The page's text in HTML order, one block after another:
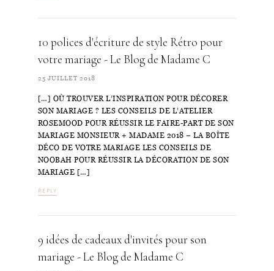
10 polices d'écriture de style Rétro pour
votre mariage - Le Blog de Madame C
25 JUILLET 2018
[…] OÙ TROUVER L’INSPIRATION POUR DÉCORER
SON MARIAGE ? LES CONSEILS DE L’ATELIER
ROSEMOOD POUR RÉUSSIR LE FAIRE-PART DE SON
MARIAGE MONSIEUR + MADAME 2018 – LA BOÎTE
DÉCO DE VOTRE MARIAGE LES CONSEILS DE
NOOBAH POUR RÉUSSIR LA DÉCORATION DE SON
MARIAGE […]
REPLY
9 idées de cadeaux d'invités pour son
mariage - Le Blog de Madame C